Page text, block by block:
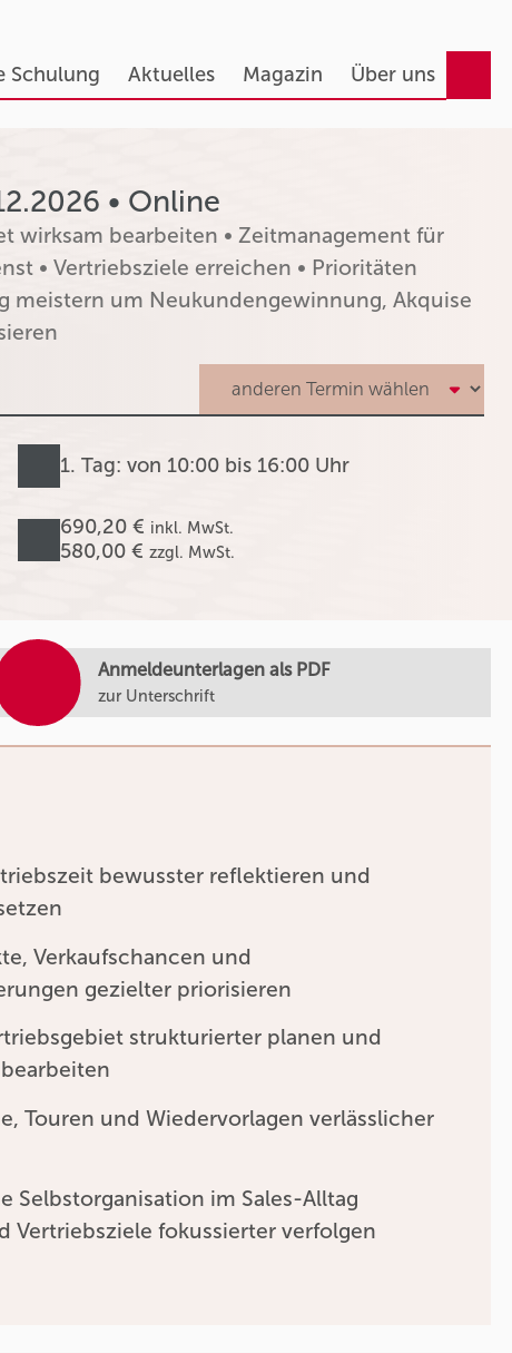
Schulung Aktuelles Magazin Über uns
• Online
wirksam bearbeiten • Zeitmanagement für
• Vertriebsziele erreichen • Prioritäten
meistern um Neukundengewinnung, Akquise
1. Tag: von 10:00 bis 16:00 Uhr
690,20 € inkl. MwSt.
580,00 € zzgl. MwSt.
bewusster reflektieren und
Verkaufschancen und
gezielter priorisieren
strukturierter planen und
Touren und Wiedervorlagen verlässlicher
Selbstorganisation im Sales-Alltag
Vertriebsziele fokussierter verfolgen
Anmeldeunterlagen als PDF
zur Unterschrift